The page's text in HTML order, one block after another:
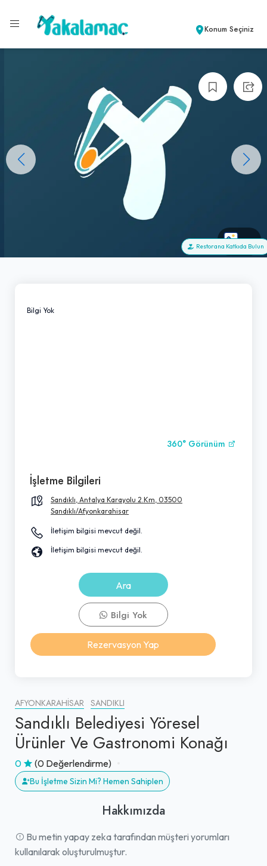
Konum Seçiniz
+0
Restorana Katkıda Bulun
AFYONKARAHISAR SANDIKLI
Sandıklı Belediyesi Yöresel
Ürünler Ve Gastronomi Konağı
0 (0 Değerlendirme)
Bu İşletme Sizin Mi? Hemen Sahiplen
Hakkımızda
Bu metin yapay zeka tarafından müşteri yorumları
kullanılarak oluşturulmuştur.
Bilgi Yok
360° Görünüm
İşletme Bilgileri
Sandıklı, Antalya Karayolu 2.Km, 03500
Sandıklı/Afyonkarahisar
İletişim bilgisi mevcut değil.
İletişim bilgisi mevcut değil.
Ara
Bilgi Yok
Rezervasyon Yap